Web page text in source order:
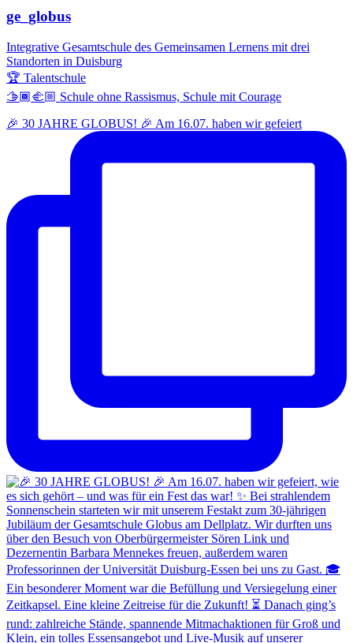
ge_globus
Integrative Gesamtschule des Gemeinsamen Lernens mit drei
Standorten in Duisburg
🏆 Talentschule
🫱🏾‍🫲🏼 Schule ohne Rassismus, Schule mit Courage
🎉 30 JAHRE GLOBUS! 🎉 Am 16.07. haben wir gefeiert